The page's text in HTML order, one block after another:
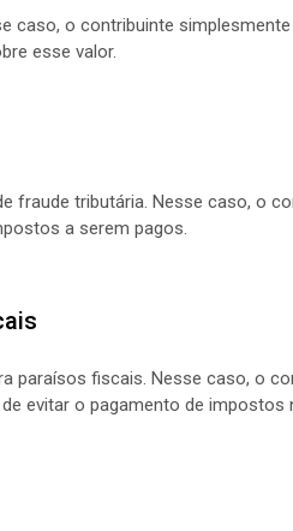
o contribuinte
esse valor.
fraude tributária. Nesse caso, o
a serem pagos.
paraísos fiscais. Nesse caso, o
evitar o pagamento de impostos